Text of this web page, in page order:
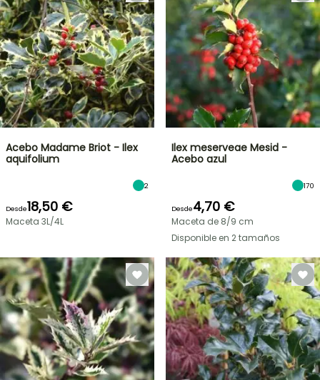
Acebo Madame Briot - Ilex
aquifolium
2
Desde18,50 €
Maceta 3L/4L
Ilex meserveae Mesid -
Acebo azul
170
Desde4,70 €
Maceta de 8/9 cm
Disponible en 2 tamaños